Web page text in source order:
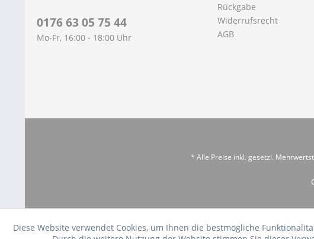
0176 63 05 75 44
Mo-Fr, 16:00 - 18:00 Uhr
Rückgabe
Widerrufsrecht
AGB
* Alle Preise inkl. gesetzl.
Diese Website verwendet Cookies, um Ihnen die bestmögliche